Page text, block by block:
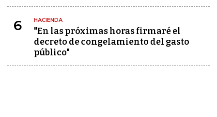
6 HACIENDA
"En las próximas horas firmaré el
decreto de congelamiento del gasto
público"